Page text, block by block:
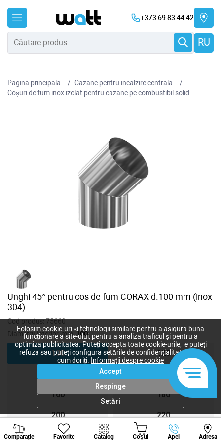
+373 69 83 44 42
RU
Pagina principala
Cazane pentru incalzire centrala
Coșuri de fum inox izolat pentru cazane pe combustibil solid
Unghi 45° pentru cos de fum CORAX d.100 mm (inox
304)
Cod produs:75660
Diametru interior, mm:100
100 120
160 180
200 220
250 300
Comparație Favorite Catalog Coșul Apel Adresa
Viber Whatsapp
Folosim cookie-uri și tehnologii similare pentru a asigura buna
funcționare a site-ului, pentru a analiza traficul și pentru a
optimiza publicitatea. Puteți accepta toate cookie-urile, le puteți
refuza sau puteți configura setările de confidențialitate după
cum doriți.
Informații despre cookie
Accept
Respinge
Setări